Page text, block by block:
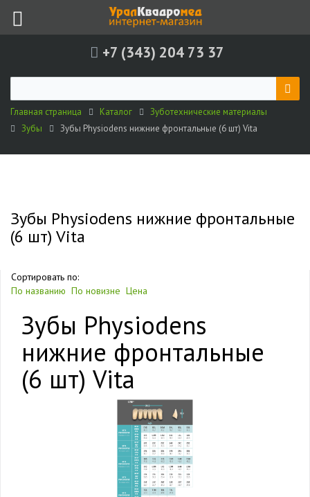
+7 (343) 204 73 37
Главная страница Каталог
Зуботехнические материалы
Зубы
Зубы Physiodens нижние фронтальные (6 шт) Vita
Зубы Physiodens нижние фронтальные
(6 шт) Vita
Сортировать по:
По названию По новизне Цена
Зубы Physiodens
нижние фронтальные
(6 шт) Vita